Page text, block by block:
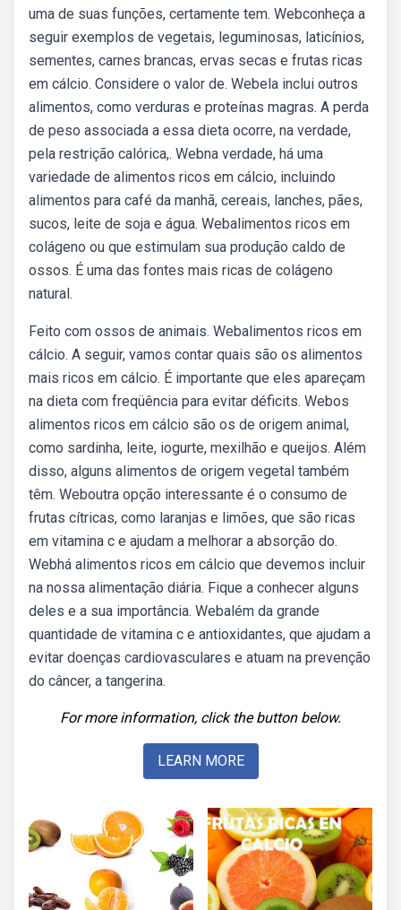
uma de suas funções, certamente tem. Webconheça a
seguir exemplos de vegetais, leguminosas, laticínios,
sementes, carnes brancas, ervas secas e frutas ricas
em cálcio. Considere o valor de. Webela inclui outros
alimentos, como verduras e proteínas magras. A perda
de peso associada a essa dieta ocorre, na verdade,
pela restrição calórica,. Webna verdade, há uma
variedade de alimentos ricos em cálcio, incluindo
alimentos para café da manhã, cereais, lanches, pães,
sucos, leite de soja e água. Webalimentos ricos em
colágeno ou que estimulam sua produção caldo de
ossos. É uma das fontes mais ricas de colágeno
natural.
Feito com ossos de animais. Webalimentos ricos em
cálcio. A seguir, vamos contar quais são os alimentos
mais ricos em cálcio. É importante que eles apareçam
na dieta com freqüência para evitar déficits. Webos
alimentos ricos em cálcio são os de origem animal,
como sardinha, leite, iogurte, mexilhão e queijos. Além
disso, alguns alimentos de origem vegetal também
têm. Weboutra opção interessante é o consumo de
frutas cítricas, como laranjas e limões, que são ricas
em vitamina c e ajudam a melhorar a absorção do.
Webhá alimentos ricos em cálcio que devemos incluir
na nossa alimentação diária. Fique a conhecer alguns
deles e a sua importância. Webalém da grande
quantidade de vitamina c e antioxidantes, que ajudam a
evitar doenças cardiovasculares e atuam na prevenção
do câncer, a tangerina.
For more information, click the button below.
LEARN MORE